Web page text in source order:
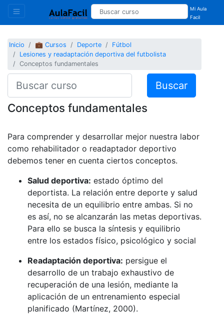
Mi Aula
Facil
Inicio 💼 Cursos Deporte
Fútbol
Lesiones y readaptación deportiva del futbolista
Conceptos fundamentales
Buscar
Conceptos fundamentales
Para comprender y desarrollar mejor nuestra labor
como rehabilitador o readaptador deportivo
debemos tener en cuenta ciertos conceptos.
Salud deportiva: estado óptimo del
deportista. La relación entre deporte y salud
necesita de un equilibrio entre ambas. Si no
es así, no se alcanzarán las metas deportivas.
Para ello se busca la síntesis y equilibrio
entre los estados físico, psicológico y social
Readaptación deportiva: persigue el
desarrollo de un trabajo exhaustivo de
recuperación de una lesión, mediante la
aplicación de un entrenamiento especial
planificado (Martínez, 2000).